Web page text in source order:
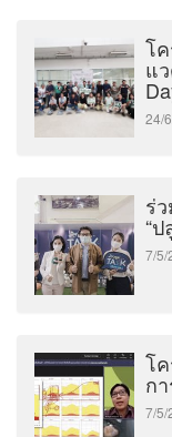
โ
แ
24/
ร่
“
7/
โ
ก
7/